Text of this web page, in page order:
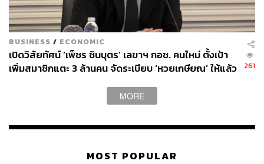
BUSINESS / ECONOMIC
เปิดวิสัยทัศน์ ‘เพ็ชร ชินบุตร’ เลขาฯ กอช. คนใหม่ ตั้งเป้า
เพิ่มสมาชิกแตะ 3 ล้านคน จัดระเบียบ ‘หวยเกษียณ’ ให้แล้ว
261
MORE
MOST POPULAR